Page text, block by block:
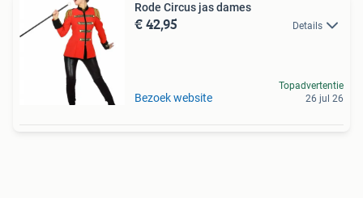
Rode Circus jas dames
€ 42,95 Details
Bezoek website
Topadvertentie
26 jul 26